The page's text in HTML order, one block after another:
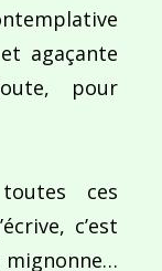
agaçante
pour
ces
c’est